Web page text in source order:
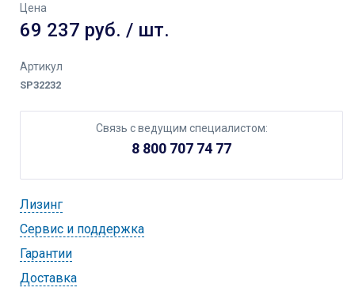
Цена
69 237 руб. / шт.
Артикул
SP32232
Связь с ведущим специалистом:
8 800 707 74 77
Лизинг
Cервис и поддержка
Гарантии
Доставка